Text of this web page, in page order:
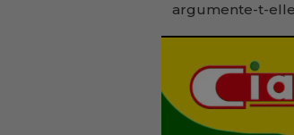
argumente-t-